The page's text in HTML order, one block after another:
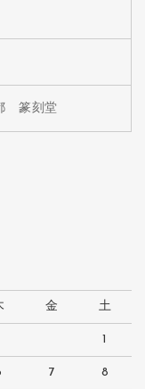
篆刻堂
金 土
1
7 8